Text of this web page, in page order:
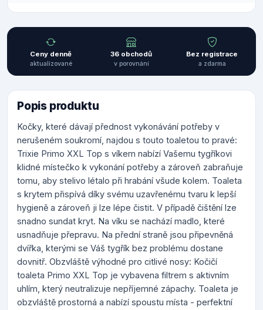
Ceny denně
aktualizované
36 obchodů
v porovnání
Bez registrace
a zdarma
Popis produktu
Kočky, které dávají přednost vykonávání potřeby v
nerušeném soukromí, najdou s touto toaletou to pravé:
Trixie Primo XXL Top s víkem nabízí Vašemu tygříkovi
klidné místečko k vykonání potřeby a zároveň zabraňuje
tomu, aby stelivo létalo při hrabání všude kolem. Toaleta
s krytem přispívá díky svému uzavřenému tvaru k lepší
hygieně a zároveň ji lze lépe čistit. V případě čištění lze
snadno sundat kryt. Na víku se nachází madlo, které
usnadňuje přepravu. Na přední straně jsou připevněná
dvířka, kterými se Váš tygřík bez problému dostane
dovnitř. Obzvláště výhodné pro citlivé nosy: Kočičí
toaleta Primo XXL Top je vybavena filtrem s aktivním
uhlím, který neutralizuje nepříjemné zápachy. Toaleta je
obzvláště prostorná a nabízí spoustu místa - perfektní